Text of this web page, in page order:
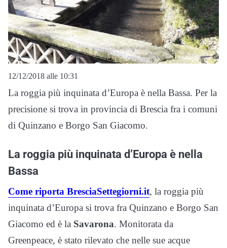
12/12/2018 alle 10:31
La roggia più inquinata d’Europa è nella Bassa. Per la
precisione si trova in provincia di Brescia fra i comuni
di Quinzano e Borgo San Giacomo.
La roggia più inquinata d’Europa è nella
Bassa
Come riporta BresciaSettegiorni.it, la roggia più
inquinata d’Europa si trova fra Quinzano e Borgo San
Giacomo ed è la Savarona. Monitorata da
Greenpeace, è stato rilevato che nelle sue acque